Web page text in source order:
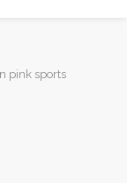
pink sports